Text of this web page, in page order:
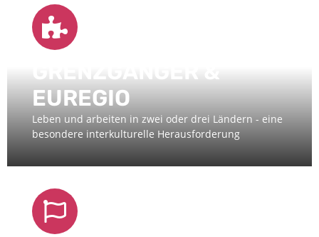
GRENZGÄNGER &
EUREGIO
Leben und arbeiten in zwei oder drei Ländern - eine
besondere interkulturelle Herausforderung